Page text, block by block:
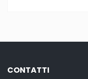
CONTATTI